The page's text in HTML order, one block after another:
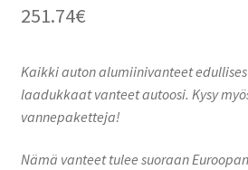
251.74€
Kaikki auton alumiinivanteet
laadukkaat vanteet autoosi. Kysy
vannepaketteja!
Nämä vanteet tulee suoraan